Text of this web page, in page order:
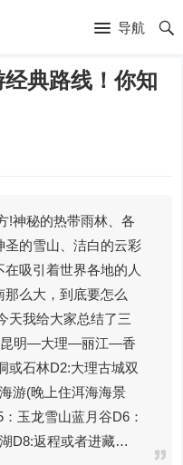
导航
典路线！你知
!神秘的热带雨林、各
的雪山、洁白的云彩
吸引着世界各地的人
么大，到底要怎么
天我给大家总结了三
昆明—大理—丽江—香
或石林D2:大理古城双
游(晚上住洱海海景
玉龙雪山蓝月谷D6：
D8:返程或者进藏…